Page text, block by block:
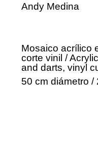
Andy Medina
Mosaico acrílico
corte vinil /
and darts, vinyl
50 cm diámetro /